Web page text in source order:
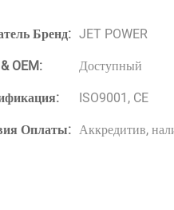
Бренд: JET POWER
OEM:
Доступный
ISO9001, CE
Оплаты: Аккредитив,